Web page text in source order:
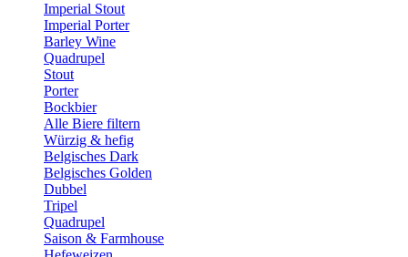
Imperial Stout
Imperial Porter
Barley Wine
Quadrupel
Stout
Porter
Bockbier
Alle Biere filtern
Würzig & hefig
Belgisches Dark
Belgisches Golden
Dubbel
Tripel
Quadrupel
Saison & Farmhouse